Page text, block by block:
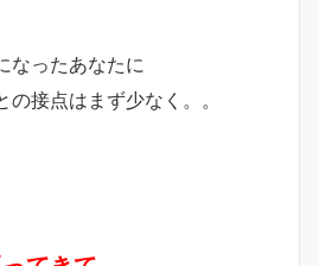
なったあなたに
接点はまず少なく。。